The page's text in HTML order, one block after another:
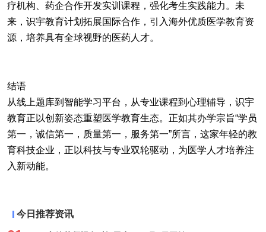
疗机构、药企合作开发实训课程，强化考生实践能力。未
来，识宇教育计划拓展国际合作，引入海外优质医学教育资
源，培养具有全球视野的医药人才。
结语
从线上题库到智能学习平台，从专业课程到心理辅导，识宇
教育正以创新姿态重塑医学教育生态。正如其办学宗旨“学员
第一，诚信第一，质量第一，服务第一”所言，这家年轻的教
育科技企业，正以科技与专业双轮驱动，为医学人才培养注
入新动能。
今日推荐资讯